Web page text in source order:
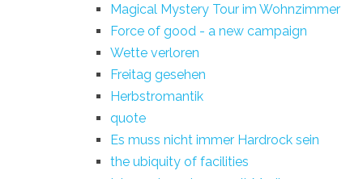
Magical Mystery Tour im Wohnzimmer
Force of good - a new campaign
Wette verloren
Freitag gesehen
Herbstromantik
quote
Es muss nicht immer Hardrock sein
the ubiquity of facilities